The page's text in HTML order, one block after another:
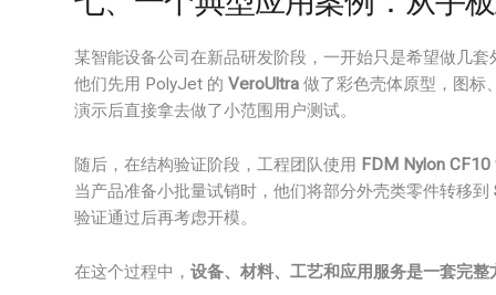
某智能设备公司在新品研发阶段，一开始只是希望做几
他们先用 PolyJet 的 VeroUltra 做了彩色壳体原型，图标
演示后直接拿去做了小范围用户测试。
随后，在结构验证阶段，工程团队使用 FDM Nylon CF10
当产品准备小批量试销时，他们将部分外壳类零件转移到
验证通过后再考虑开模。
在这个过程中， 设备、材料、工艺和应用服务是一套完整